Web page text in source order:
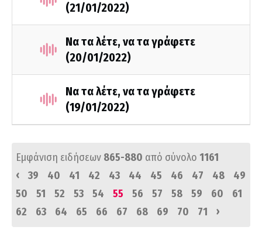
(21/01/2022)
Να τα λέτε, να τα γράφετε
(20/01/2022)
Να τα λέτε, να τα γράφετε
(19/01/2022)
Εμφάνιση ειδήσεων 865-880 από σύνολο 1161
‹
39 40 41 42 43 44 45 46 47 48
49
50
51 52 53 54 55 56 57 58 59 60
61
62
63 64 65 66 67 68 69 70 71 ›